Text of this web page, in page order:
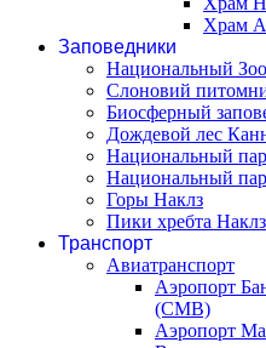
Храм
Заповедники
Национальный
Слоновий
Биосферный
Дождевой лес
Национальный
Национальный
Горы Наклз
Пики хребта
Транспорт
Авиатранспорт
Аэропорт
(CMB)
Аэропорт